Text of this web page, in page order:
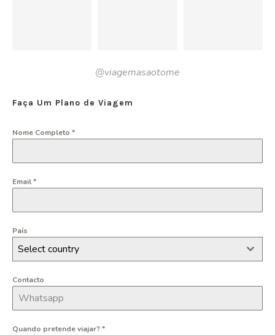
@viagemasaotome
Faça Um Plano de Viagem
Nome Completo *
Email*
País
Select country
Contacto
Quando pretende viajar?*